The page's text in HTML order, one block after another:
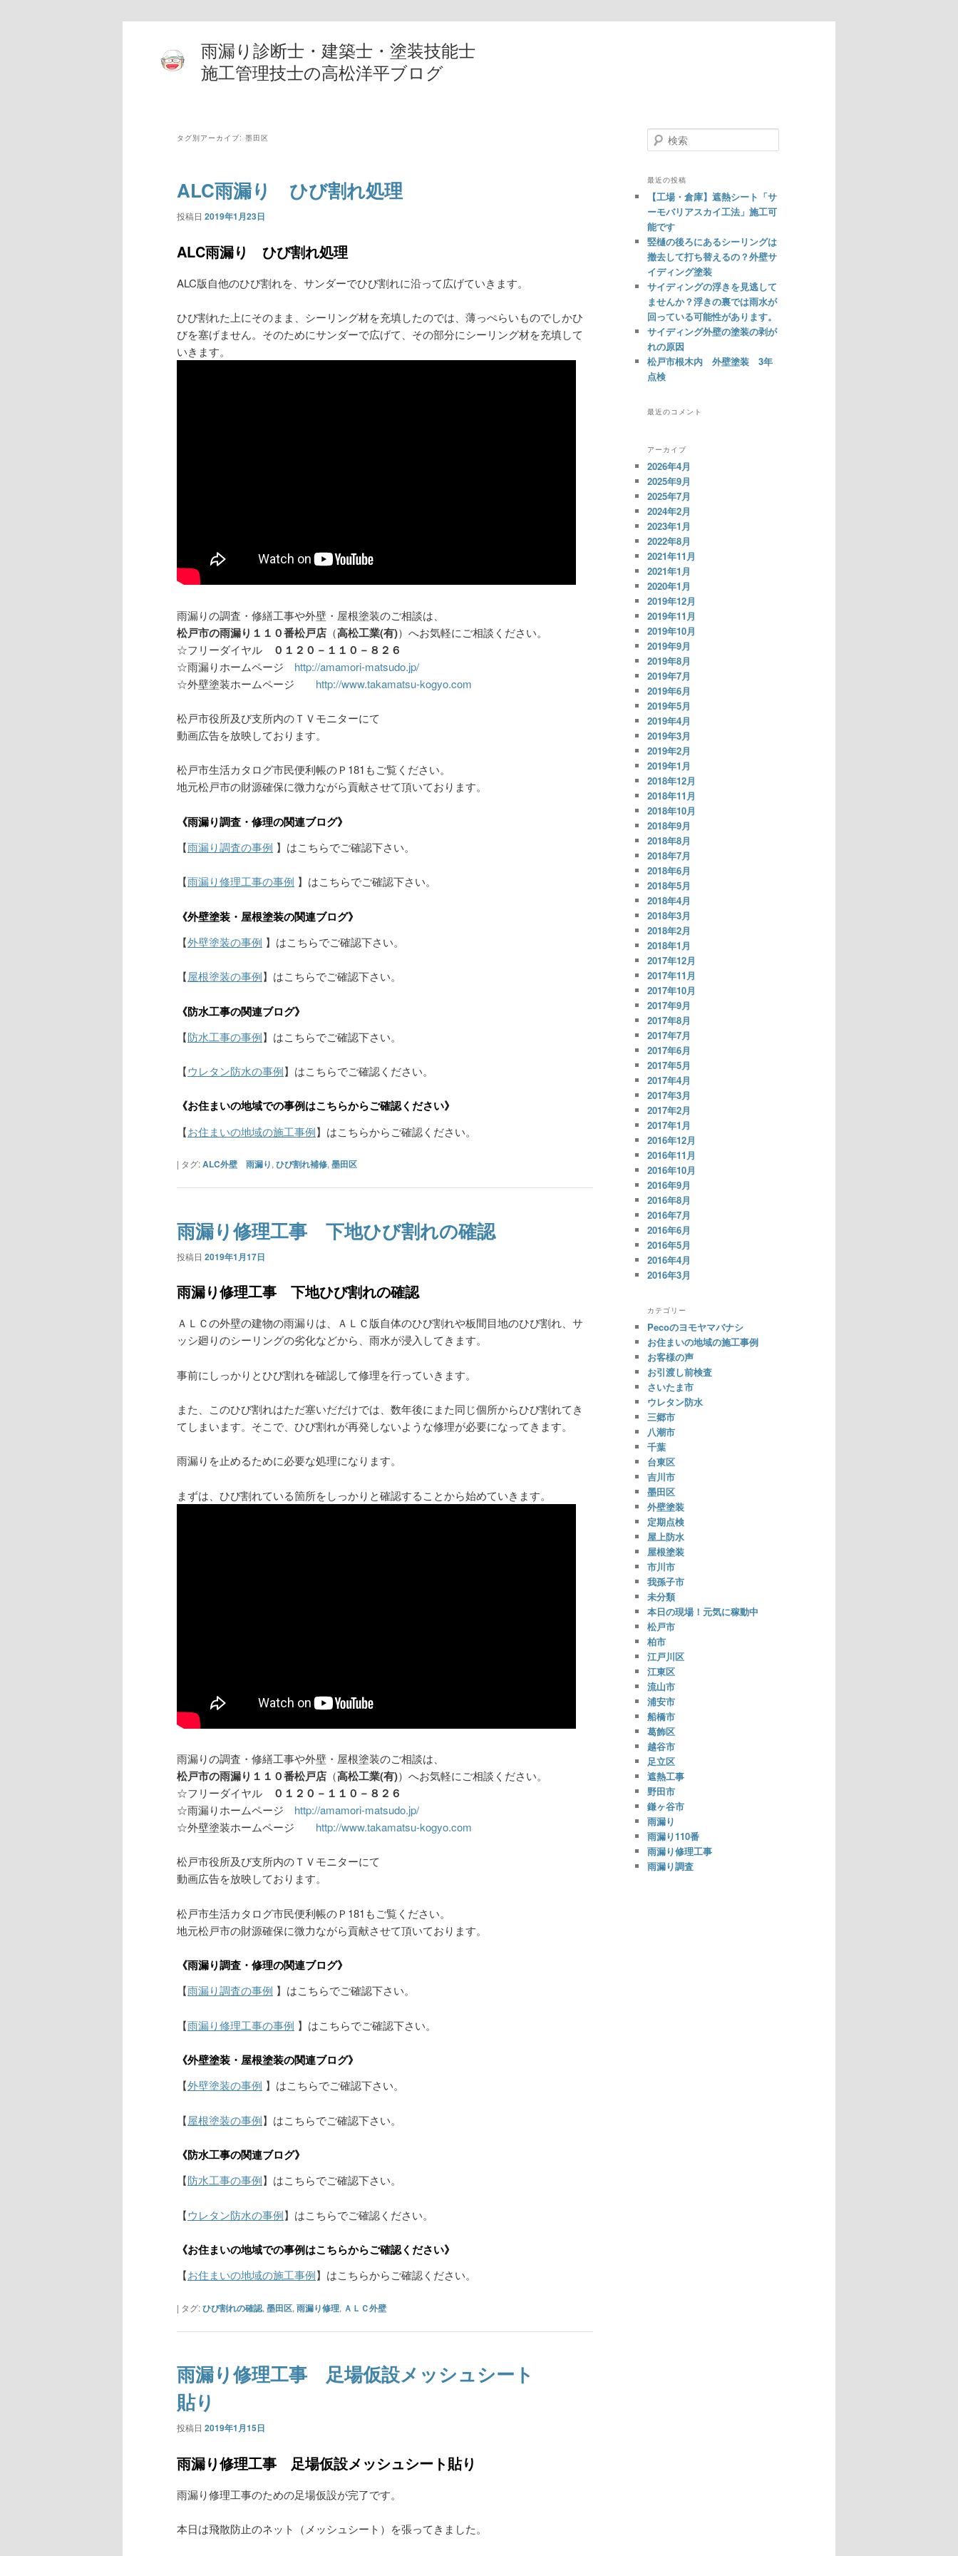
雨漏り診断士・建築士・塗装技能士
施工管理技士の高松洋平ブログ
タグ別アーカイブ: 墨田区
ALC雨漏り ひび割れ処理
投稿日 2019年1月23日
ALC雨漏り ひび割れ処理
ALC版自他のひび割れを、サンダーでひび割れに沿って広げていきます。
ひび割れた上にそのまま、シーリング材を充填したのでは、薄っぺらいものでしかひ
びを塞げません。そのためにサンダーで広げて、その部分にシーリング材を充填して
いきます。
雨漏りの調査・修繕工事や外壁・屋根塗装のご相談は、
松戸市の雨漏り１１０番松戸店 （高松工業(有)）へお気軽にご相談ください。
☆フリーダイヤル
０１２０－１１０－８２６
☆雨漏りホームページ http://amamori-matsudo.jp/
☆外壁塗装ホームページ http://www.takamatsu-kogyo.com
松戸市役所及び支所内のＴＶモニターにて
動画広告を放映しております。
松戸市生活カタログ市民便利帳のＰ181もご覧ください。
地元松戸市の財源確保に微力ながら貢献させて頂いております。
《雨漏り調査・修理の関連ブログ》
【雨漏り調査の事例 】はこちらでご確認下さい。
【雨漏り修理工事の事例 】はこちらでご確認下さい。
《外壁塗装・屋根塗装の関連ブログ》
【外壁塗装の事例 】はこちらでご確認下さい。
【屋根塗装の事例】はこちらでご確認下さい。
《防水工事の関連ブログ》
【防水工事の事例】はこちらでご確認下さい。
【ウレタン防水の事例】はこちらでご確認ください。
《お住まいの地域での事例はこちらからご確認ください》
【お住まいの地域の施工事例】はこちらからご確認ください。
| タグ:ALC外壁 雨漏り, ひび割れ補修, 墨田区
雨漏り修理工事 下地ひび割れの確認
投稿日 2019年1月17日
雨漏り修理工事 下地ひび割れの確認
ＡＬＣの外壁の建物の雨漏りは、ＡＬＣ版自体のひび割れや板間目地のひび割れ、サ
ッシ廻りのシーリングの劣化などから、雨水が浸入してきます。
事前にしっかりとひび割れを確認して修理を行っていきます。
また、このひび割れはただ塞いだだけでは、数年後にまた同じ個所からひび割れてき
てしまいます。そこで、ひび割れが再発しないような修理が必要になってきます。
雨漏りを止めるために必要な処理になります。
まずは、ひび割れている箇所をしっかりと確認することから始めていきます。
雨漏りの調査・修繕工事や外壁・屋根塗装のご相談は、
松戸市の雨漏り１１０番松戸店 （高松工業(有)）へお気軽にご相談ください。
☆フリーダイヤル
０１２０－１１０－８２６
☆雨漏りホームページ http://amamori-matsudo.jp/
☆外壁塗装ホームページ http://www.takamatsu-kogyo.com
松戸市役所及び支所内のＴＶモニターにて
動画広告を放映しております。
松戸市生活カタログ市民便利帳のＰ181もご覧ください。
地元松戸市の財源確保に微力ながら貢献させて頂いております。
《雨漏り調査・修理の関連ブログ》
【雨漏り調査の事例 】はこちらでご確認下さい。
【雨漏り修理工事の事例 】はこちらでご確認下さい。
《外壁塗装・屋根塗装の関連ブログ》
【外壁塗装の事例 】はこちらでご確認下さい。
【屋根塗装の事例】はこちらでご確認下さい。
《防水工事の関連ブログ》
【防水工事の事例】はこちらでご確認下さい。
【ウレタン防水の事例】はこちらでご確認ください。
《お住まいの地域での事例はこちらからご確認ください》
【お住まいの地域の施工事例】はこちらからご確認ください。
| タグ:ひび割れの確認, 墨田区, 雨漏り修理, ＡＬＣ外壁
雨漏り修理工事 足場仮設メッシュシート
貼り
投稿日 2019年1月15日
雨漏り修理工事 足場仮設メッシュシート貼り
雨漏り修理工事のための足場仮設が完了です。
本日は飛散防止のネット（メッシュシート）を張ってきました。
検
索
最近の投稿
【工場・倉庫】遮熱シート「サ
ーモバリアスカイ工法」施工可
能です
竪樋の後ろにあるシーリングは
撤去して打ち替えるの？外壁サ
イディング塗装
サイディングの浮きを見逃して
ませんか？浮きの裏では雨水が
回っている可能性があります。
サイディング外壁の塗装の剥が
れの原因
松戸市根木内 外壁塗装 3年
点検
最近のコメント
アーカイブ
2026年4月
2025年9月
2025年7月
2024年2月
2023年1月
2022年8月
2021年11月
2021年1月
2020年1月
2019年12月
2019年11月
2019年10月
2019年9月
2019年8月
2019年7月
2019年6月
2019年5月
2019年4月
2019年3月
2019年2月
2019年1月
2018年12月
2018年11月
2018年10月
2018年9月
2018年8月
2018年7月
2018年6月
2018年5月
2018年4月
2018年3月
2018年2月
2018年1月
2017年12月
2017年11月
2017年10月
2017年9月
2017年8月
2017年7月
2017年6月
2017年5月
2017年4月
2017年3月
2017年2月
2017年1月
2016年12月
2016年11月
2016年10月
2016年9月
2016年8月
2016年7月
2016年6月
2016年5月
2016年4月
2016年3月
カテゴリー
Pecoのヨモヤマバナシ
お住まいの地域の施工事例
お客様の声
お引渡し前検査
さいたま市
ウレタン防水
三郷市
八潮市
千葉
台東区
吉川市
墨田区
外壁塗装
定期点検
屋上防水
屋根塗装
市川市
我孫子市
未分類
本日の現場！元気に稼動中
松戸市
柏市
江戸川区
江東区
流山市
浦安市
船橋市
葛飾区
越谷市
足立区
遮熱工事
野田市
鎌ヶ谷市
雨漏り
雨漏り110番
雨漏り修理工事
雨漏り調査